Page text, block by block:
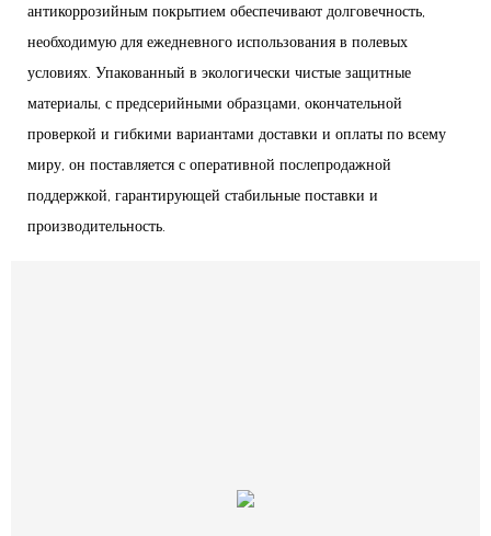
антикоррозийным покрытием обеспечивают долговечность,
необходимую для ежедневного использования в полевых
условиях. Упакованный в экологически чистые защитные
материалы, с предсерийными образцами, окончательной
проверкой и гибкими вариантами доставки и оплаты по всему
миру, он поставляется с оперативной послепродажной
поддержкой, гарантирующей стабильные поставки и
производительность.